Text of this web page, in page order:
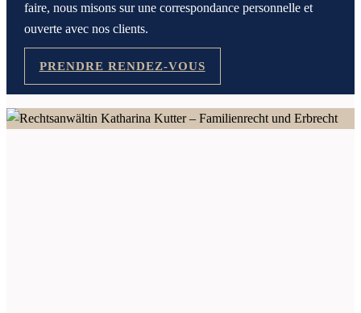
faire, nous misons sur une correspondance personnelle et
ouverte avec nos clients.
PRENDRE RENDEZ-VOUS